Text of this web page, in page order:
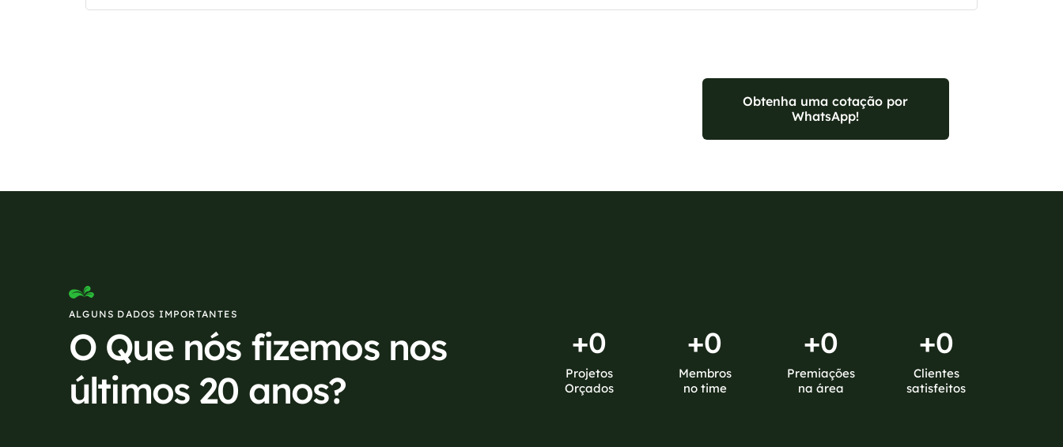
Obtenha uma cotação por
WhatsApp!
ALGUNS DADOS IMPORTANTES
O Que nós fizemos nos
últimos 20 anos?
+0
Projetos
Orçados
+0
Membros
no time
+0
Premiações
na área
+0
Clientes
satisfeitos